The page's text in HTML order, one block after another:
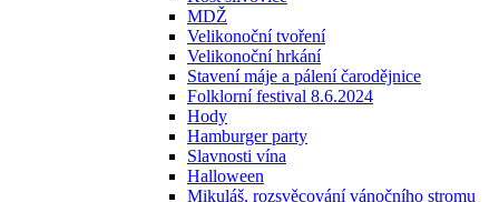
MDŽ
Velikonoční tvoření
Velikonoční hrkání
Stavení máje a pálení čarodějnice
Folklorní festival 8.6.2024
Hody
Hamburger party
Slavnosti vína
Halloween
Mikuláš, rozsvěcování vánočního stromu